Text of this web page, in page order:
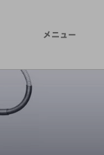
メニュー